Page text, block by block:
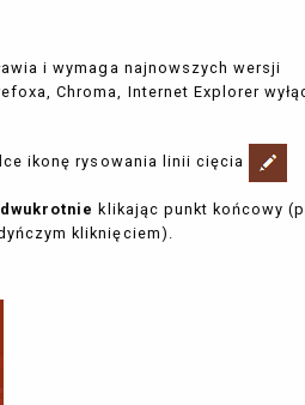
i wymaga najnowszych wersji
Chroma, Internet Explorer
ikonę rysowania linii cięcia
dwukrotnie klikając punkt końcowy
kliknięciem).